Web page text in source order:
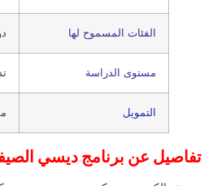
الفئات المسموح لها
مستوى الدراسة
التمويل
تفاصيل عن برنامج ديسي